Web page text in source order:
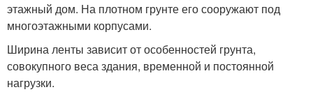
этажный дом. На плотном грунте его сооружают под
многоэтажными корпусами.
Ширина ленты зависит от особенностей грунта,
совокупного веса здания, временной и постоянной
нагрузки.